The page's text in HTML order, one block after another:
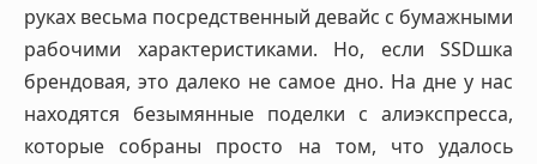
руках весьма посредственный девайс с бумажными
рабочими характеристиками. Но, если SSDшка
брендовая, это далеко не самое дно. На дне у нас
находятся безымянные поделки с алиэкспресса,
которые собраны просто на том, что удалось